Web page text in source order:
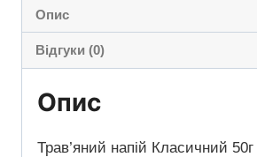
Опис
Відгуки (0)
Опис
Трав’яний напій Класичний 50г